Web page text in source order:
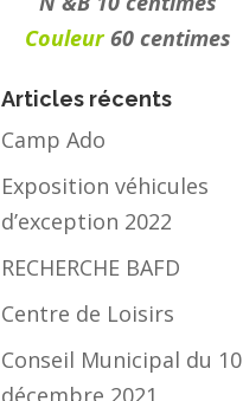
Couleur60 centimes
Articles récents
Camp Ado
Exposition véhicules
d’exception 2022
RECHERCHE BAFD
Centre de Loisirs
Conseil Municipal du 10